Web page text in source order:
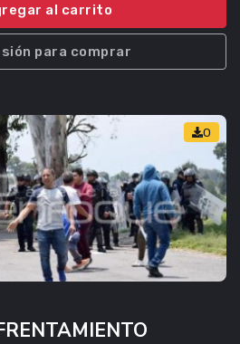
al carrito
para comprar
0